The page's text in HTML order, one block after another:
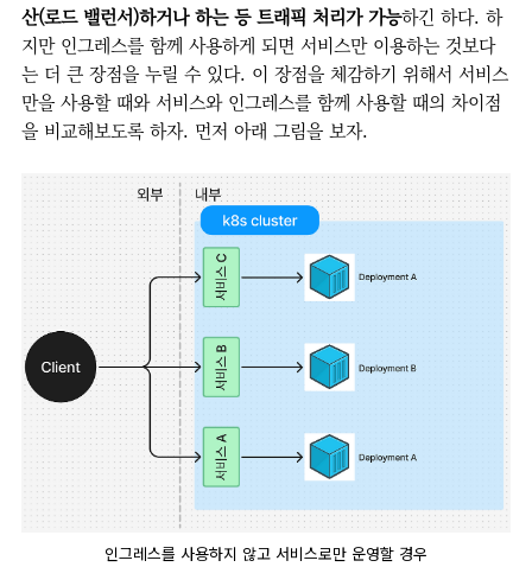
산(로드 밸런서)하거나 하는 등 트래픽 처리가 가능하긴 하다. 하
지만 인그레스를 함께 사용하게 되면 서비스만 이용하는 것보다
는 더 큰 장점을 누릴 수 있다. 이 장점을 체감하기 위해서 서비스
만을 사용할 때와 서비스와 인그레스를 함께 사용할 때의 차이점
을 비교해보도록 하자. 먼저 아래 그림을 보자.
인그레스를 사용하지 않고 서비스로만 운영할 경우